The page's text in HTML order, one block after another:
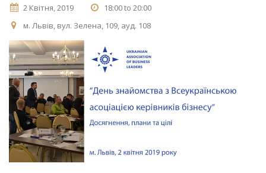
2 Квітня, 2019
18:00 to 20:00
м. Львів, вул. Зелена, 109, ауд. 108